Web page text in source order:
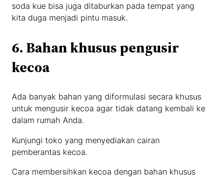
soda kue bisa juga ditaburkan pada tempat yang
kita duga menjadi pintu masuk.
6. Bahan khusus pengusir
kecoa
Ada banyak bahan yang diformulasi secara khusus
untuk mengusir kecoa agar tidak datang kembali ke
dalam rumah Anda.
Kunjungi toko yang menyediakan cairan
pemberantas kecoa.
Cara membersihkan kecoa dengan bahan khusus